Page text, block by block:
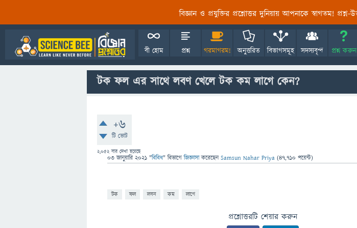
বিজ্ঞান ও প্রযুক্তির প্রশ্নোত্তর দুনিয়ায় আপনাকে স্বাগতম! প্রশ্ন-
বী হোম প্রশ্ন গরমাগরম! অনুত্তরিত বিভাগসমূহ সদস্যবৃন্দ প্রশ্ন করুন
টক ফল এর সাথে লবণ খেলে টক কম লাগে কেন?
+6
টি ভোট
2,052বার দেখা হয়েছে
03 জানুয়ারি 2021 "বিবিধ" বিভাগে জিজ্ঞাসাকরেছেনSamsun Nahar Priya (47,710 পয়েন্ট)
টক ফল লবন কম লাগে
প্রশ্নোত্তরটি শেয়ার করুন